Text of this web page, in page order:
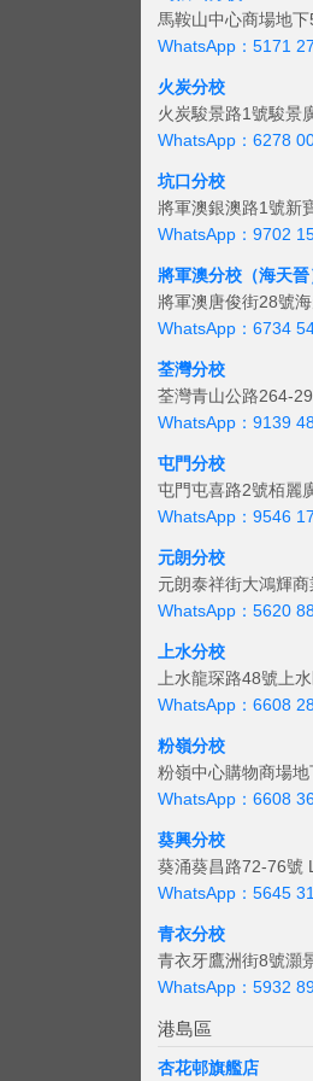
馬鞍山中心商場地
WhatsApp：5171
火炭分校
火炭駿景路1號駿景
WhatsApp：6278
坑口分校
將軍澳銀澳路1號新
WhatsApp：9702
將軍澳分校（海天晉
將軍澳唐俊街28號
WhatsApp：6734
荃灣分校
荃灣青山公路264-
WhatsApp：9139
屯門分校
屯門屯喜路2號栢麗
WhatsApp：9546
元朗分校
元朗泰祥街大鴻輝
WhatsApp：5620
上水分校
上水龍琛路48號上
WhatsApp：6608
粉嶺分校
粉嶺中心購物商場地
WhatsApp：6608
葵興分校
葵涌葵昌路72-76號
WhatsApp：5645
青衣分校
青衣牙鷹洲街8號灝
WhatsApp：5932
港島區
杏花邨旗艦店